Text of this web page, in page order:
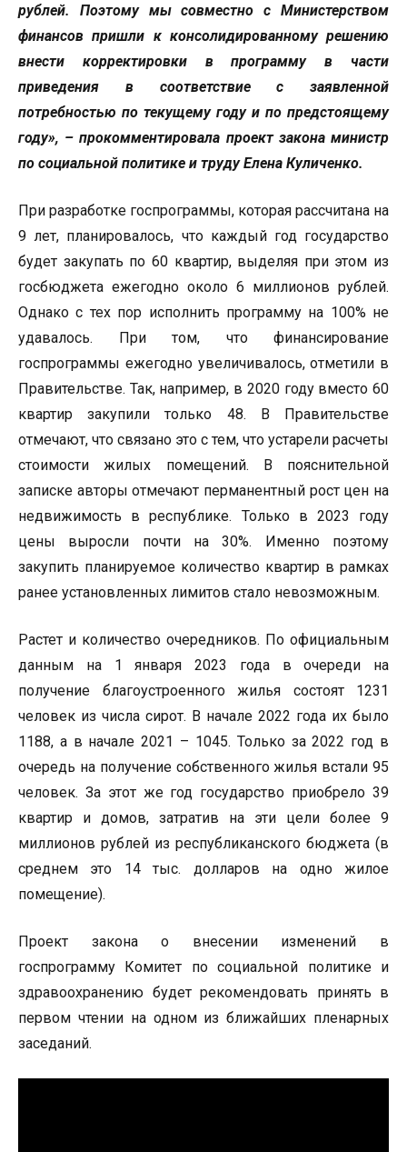
рублей. Поэтому мы совместно с Министерством
финансов пришли к консолидированному решению
внести корректировки в программу в части
приведения в соответствие с заявленной
потребностью по текущему году и по предстоящему
году», – прокомментировала проект закона министр
по социальной политике и труду Елена Куличенко.
При разработке госпрограммы, которая рассчитана на
9 лет, планировалось, что каждый год государство
будет закупать по 60 квартир, выделяя при этом из
госбюджета ежегодно около 6 миллионов рублей.
Однако с тех пор исполнить программу на 100% не
удавалось. При том, что финансирование
госпрограммы ежегодно увеличивалось, отметили в
Правительстве. Так, например, в 2020 году вместо 60
квартир закупили только 48. В Правительстве
отмечают, что связано это с тем, что устарели расчеты
стоимости жилых помещений. В пояснительной
записке авторы отмечают перманентный рост цен на
недвижимость в республике. Только в 2023 году
цены выросли почти на 30%. Именно поэтому
закупить планируемое количество квартир в рамках
ранее установленных лимитов стало невозможным.
Растет и количество очередников. По официальным
данным на 1 января 2023 года в очереди на
получение благоустроенного жилья состоят 1231
человек из числа сирот. В начале 2022 года их было
1188, а в начале 2021 – 1045. Только за 2022 год в
очередь на получение собственного жилья встали 95
человек. За этот же год государство приобрело 39
квартир и домов, затратив на эти цели более 9
миллионов рублей из республиканского бюджета (в
среднем это 14 тыс. долларов на одно жилое
помещение).
Проект закона о внесении изменений в
госпрограмму Комитет по социальной политике и
здравоохранению будет рекомендовать принять в
первом чтении на одном из ближайших пленарных
заседаний.